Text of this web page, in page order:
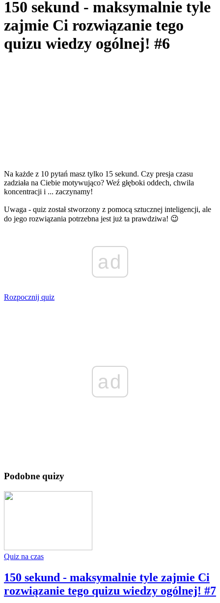
150 sekund - maksymalnie tyle
zajmie Ci rozwiązanie tego
quizu wiedzy ogólnej! #6
Na każde z 10 pytań masz tylko 15 sekund. Czy presja czasu
zadziała na Ciebie motywująco? Weź głęboki oddech, chwila
koncentracji i ... zaczynamy!
Uwaga - quiz został stworzony z pomocą sztucznej inteligencji, ale
do jego rozwiązania potrzebna jest już ta prawdziwa! 😉
ad
Rozpocznij quiz
ad
Podobne quizy
Quiz na czas
150 sekund - maksymalnie tyle zajmie Ci
rozwiązanie tego quizu wiedzy ogólnej! #7